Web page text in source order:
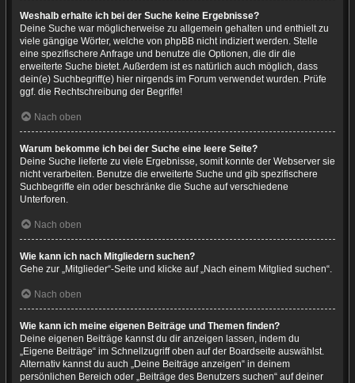
Weshalb erhalte ich bei der Suche keine Ergebnisse?
Deine Suche war möglicherweise zu allgemein gehalten und enthielt zu
viele gängige Wörter, welche von phpBB nicht indiziert werden. Stelle
eine spezifischere Anfrage und benutze die Optionen, die dir die
erweiterte Suche bietet. Außerdem ist es natürlich auch möglich, dass
dein(e) Suchbegriff(e) hier nirgends im Forum verwendet wurden. Prüfe
ggf. die Rechtschreibung der Begriffe!
Nach oben
Warum bekomme ich bei der Suche eine leere Seite?
Deine Suche lieferte zu viele Ergebnisse, somit konnte der Webserver sie
nicht verarbeiten. Benutze die erweiterte Suche und gib spezifischere
Suchbegriffe ein oder beschränke die Suche auf verschiedene
Unterforen.
Nach oben
Wie kann ich nach Mitgliedern suchen?
Gehe zur „Mitglieder“-Seite und klicke auf „Nach einem Mitglied suchen“.
Nach oben
Wie kann ich meine eigenen Beiträge und Themen finden?
Deine eigenen Beiträge kannst du dir anzeigen lassen, indem du
„Eigene Beiträge“ im Schnellzugriff oben auf der Boardseite auswählst.
Alternativ kannst du auch „Deine Beiträge anzeigen“ in deinem
persönlichen Bereich oder „Beiträge des Benutzers suchen“ auf deiner